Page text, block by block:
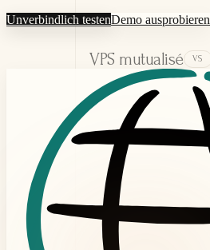
Unverbindlich testenDemo ausprobieren
VPS mutualisé VS